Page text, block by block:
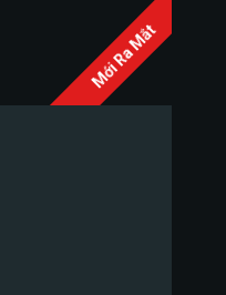
Mới Ra Mắt